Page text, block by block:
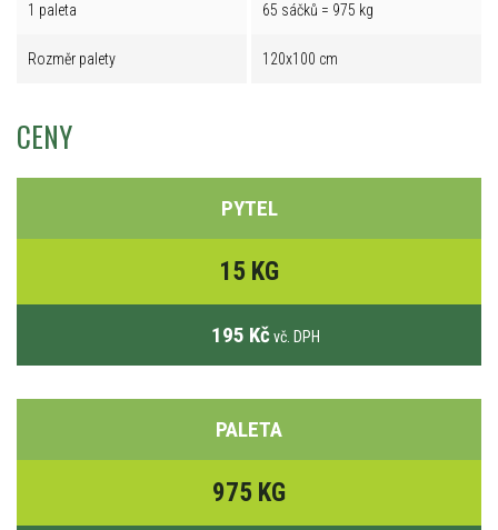
1 paleta 65 sáčků = 975 kg
Rozměr palety 120x100 cm
CENY
PYTEL
15 KG
195 Kč vč. DPH
PALETA
975 KG